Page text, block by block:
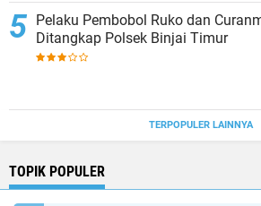
Pelaku Pembobol Ruko dan
Ditangkap Polsek Binjai Timur
TERPOPULER LAINNYA
TOPIK POPULER